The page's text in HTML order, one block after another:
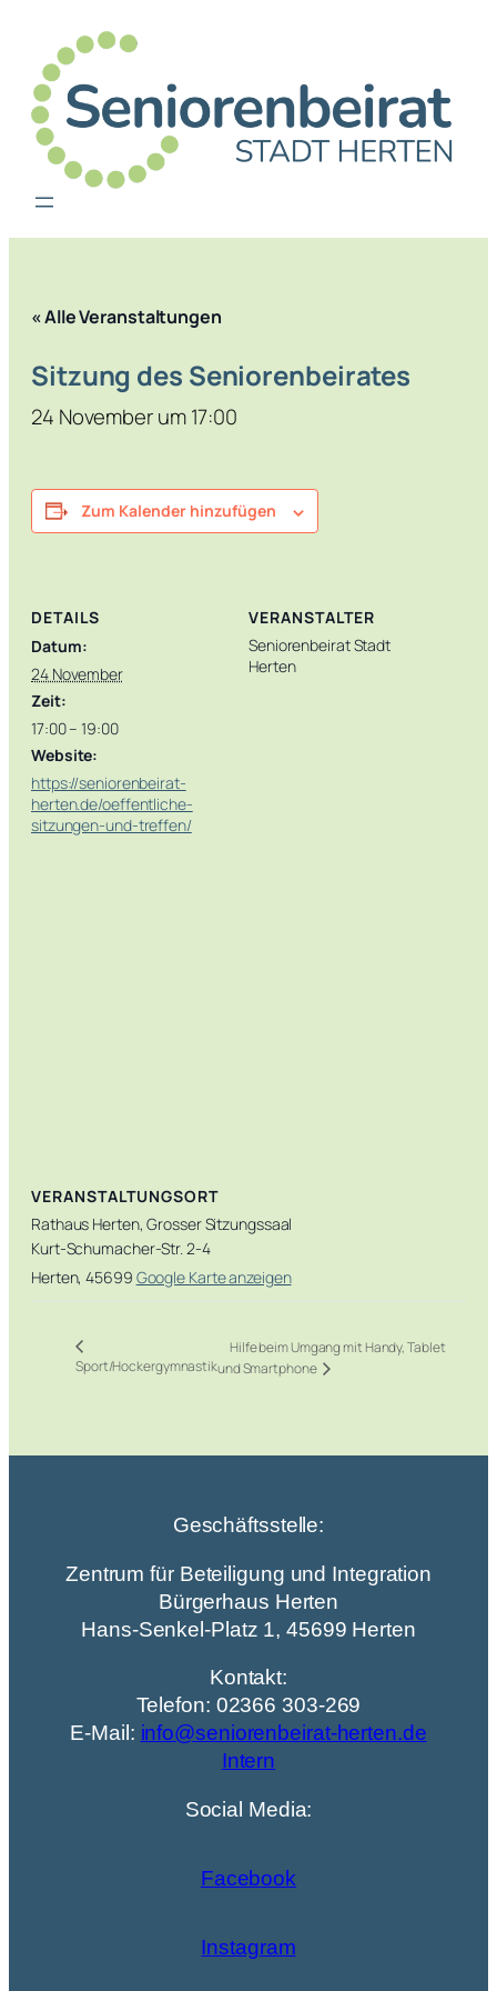
« Alle Veranstaltungen
Sitzung des Senioren­beirates
24 November um 17:00
Zum Kalender hinzufügen
DETAILS
Datum:
24 November
Zeit:
17:00 – 19:00
Website:
https://seniorenbeirat-
herten.de/oeffentliche-
sitzungen-und-treffen/
VERANSTALTER
Seniorenbeirat Stadt
Herten
VERANSTALTUNGSORT
Rathaus Herten, Grosser Sitzungssaal
Kurt-Schumacher-Str. 2-4
Herten, 45699 Google Karte anzeigen
Sport/Hockergymnastik
Hilfe beim Umgang mit Handy, Tablet
und Smartphone
Geschäftsstelle:
Zentrum für Beteiligung und Integration
Bürgerhaus Herten
Hans-Senkel-Platz 1, 45699 Herten
Kontakt:
Telefon: 02366 303-269
E-Mail: info@seniorenbeirat-herten.de
Intern
Social Media:
Facebook
Instagram